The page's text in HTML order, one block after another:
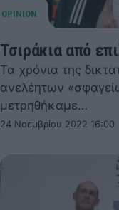
Τσιράκια από
Τα χρόνια της
ανελέητων
μετρηθήκαμε…
24 Νοεμβρίου 2022 16:00